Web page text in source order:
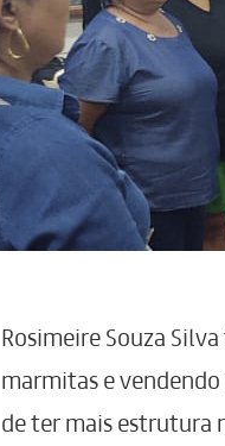
Rosimeire Souza
marmitas e
de ter mais estrutura